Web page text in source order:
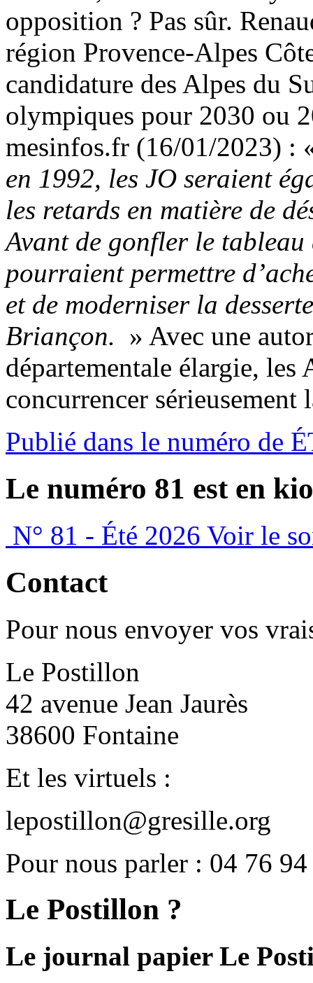
opposition ? Pas sûr.
région Provence-Alpes
candidature des Alpes du
olympiques pour 2030 ou
mesinfos.fr (16/01/2023) :
en 1992, les JO seraient
les retards en matière de
Avant de gonfler le tableau
pourraient permettre
et de moderniser la
Briançon. » Avec une
départementale élargie,
concurrencer sérieusement
Publié dans le numéro de
Le numéro 81 est en
N° 81 - Été 2026 Voir le
Contact
Pour nous envoyer vos
Le Postillon
42 avenue Jean Jaurès
38600 Fontaine
Et les virtuels :
lepostillon@gresille.org
Pour nous parler : 04 76
Le Postillon ?
Le journal papier Le